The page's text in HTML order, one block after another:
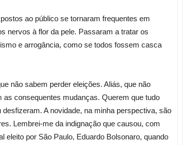
ao público se tornaram frequentes em
nervos à flor da pele. Passaram a tratar os
e arrogância, como se todos fossem casca
não sabem perder eleições. Aliás, que não
consequentes mudanças. Querem que tudo
A novidade, na minha perspectiva, são
Lembrei-me da indignação que causou, com
eleito por São Paulo, Eduardo Bolsonaro, quando